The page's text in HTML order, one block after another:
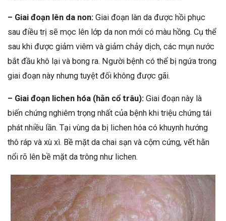
– Giai đoạn lên da non: Giai đoạn làn da được hồi phục
sau điều trị sẽ mọc lên lớp da non mới có màu hồng. Cụ thể
sau khi được giảm viêm và giảm chảy dịch, các mụn nước
bắt đầu khô lại và bong ra. Người bệnh có thể bị ngứa trong
giai đoạn này nhưng tuyệt đối không được gãi.
– Giai đoạn lichen hóa (hằn cổ trâu): Giai đoạn này là
biến chứng nghiêm trọng nhất của bệnh khi triệu chứng tái
phát nhiều lần. Tại vùng da bị lichen hóa có khuynh hướng
thô ráp và xù xì. Bề mặt da chai sạn và cộm cứng, vết hằn
nổi rõ lên bề mặt da trông như lichen.